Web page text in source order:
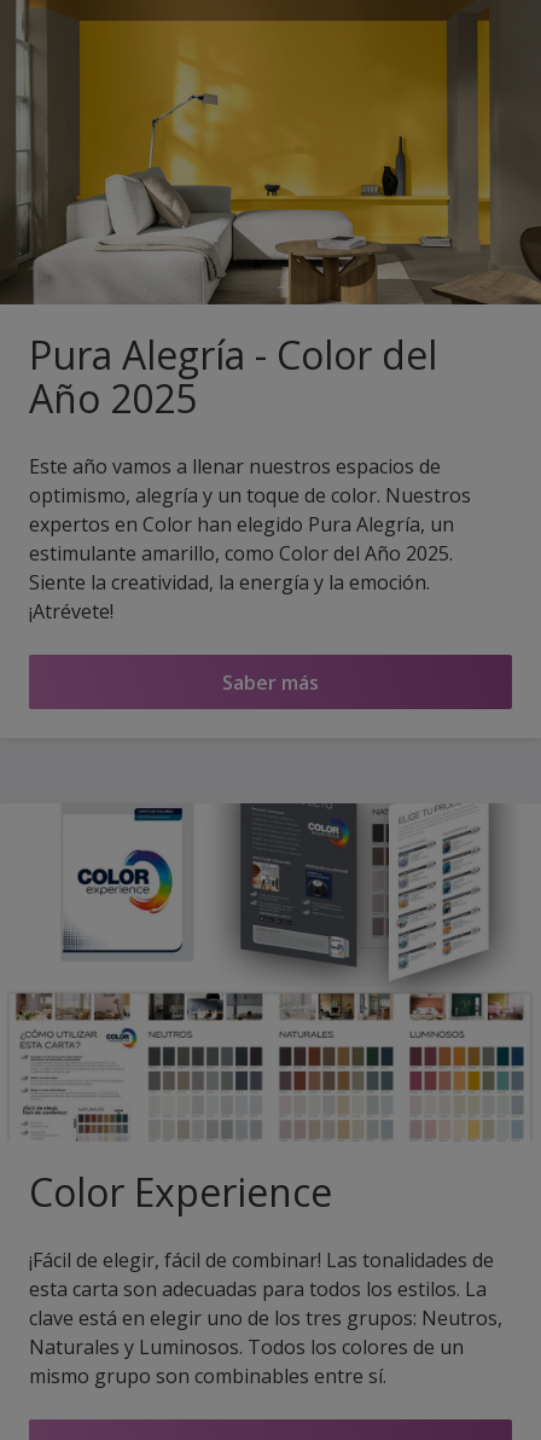
Pura Alegría - Color del
Año 2025
Este año vamos a llenar nuestros espacios de
optimismo, alegría y un toque de color. Nuestros
expertos en Color han elegido Pura Alegría, un
estimulante amarillo, como Color del Año 2025.
Siente la creatividad, la energía y la emoción.
¡Atrévete!
Saber más
Color Experience
¡Fácil de elegir, fácil de combinar! Las tonalidades de
esta carta son adecuadas para todos los estilos. La
clave está en elegir uno de los tres grupos: Neutros,
Naturales y Luminosos. Todos los colores de un
mismo grupo son combinables entre sí.